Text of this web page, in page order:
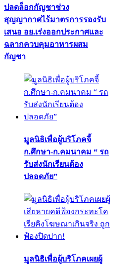
ปลดล็อกกัญชาช่วง
สุญญากาศไร้มาตรการรองรับ
เสนอ อย.เร่งออกประกาศและ
ฉลากควบคุมอาหารผสม
กัญชา
มูลนิธิเพื่อผู้บริโภคจี้
ก.ศึกษา-ก.คมนาคม “ รถ
รับส่งนักเรียนต้อง
ปลอดภัย”
มูลนิธิเพื่อผู้บริโภคเผยผู้